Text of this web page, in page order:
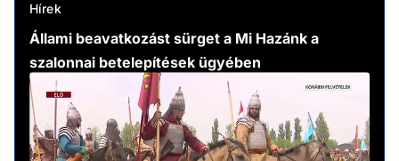
Hírek
Állami beavatkozást sürget a Mi Hazánk a
szalonnai betelepítések ügyében